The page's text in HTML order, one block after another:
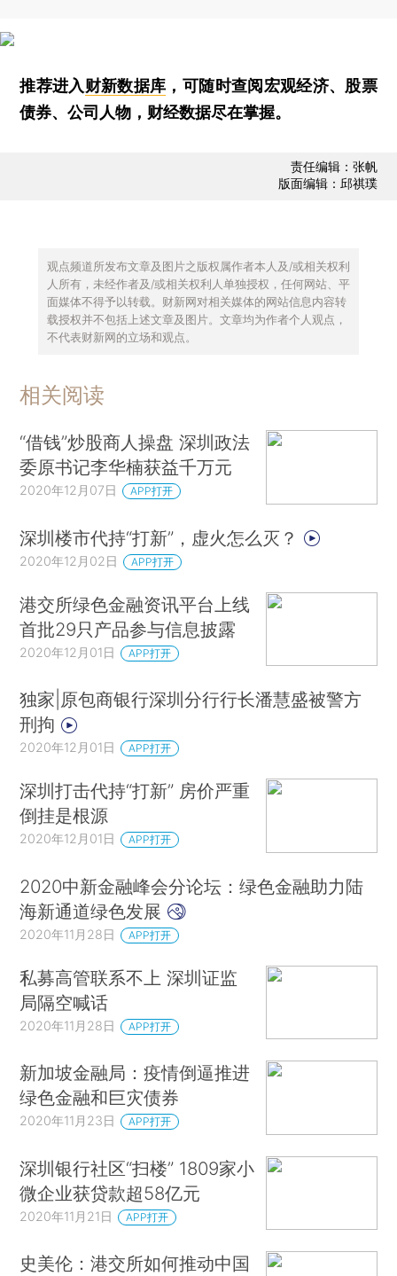
推荐进入财新数据库 ，可随时查阅宏观经济、股票
债券、公司人物，财经数据尽在掌握。
责任编辑：张帆
版面编辑：邱祺璞
观点频道所发布文章及图片之版权属作者本人及/或相关权利
人所有，未经作者及/或相关权利人单独授权，任何网站、平
面媒体不得予以转载。财新网对相关媒体的网站信息内容转
载授权并不包括上述文章及图片。文章均为作者个人观点，
不代表财新网的立场和观点。
相关阅读
“借钱”炒股商人操盘 深圳政法
委原书记李华楠获益千万元
2020年12月07日 APP打开
深圳楼市代持“打新”，虚火怎么灭？
2020年12月02日 APP打开
港交所绿色金融资讯平台上线
首批29只产品参与信息披露
2020年12月01日 APP打开
独家|原包商银行深圳分行行长潘慧盛被警方
刑拘
2020年12月01日 APP打开
深圳打击代持“打新” 房价严重
倒挂是根源
2020年12月01日 APP打开
2020中新金融峰会分论坛：绿色金融助力陆
海新通道绿色发展
2020年11月28日 APP打开
私募高管联系不上 深圳证监
局隔空喊话
2020年11月28日 APP打开
新加坡金融局：疫情倒逼推进
绿色金融和巨灾债券
2020年11月23日 APP打开
深圳银行社区“扫楼” 1809家小
微企业获贷款超58亿元
2020年11月21日 APP打开
史美伦：港交所如何推动中国